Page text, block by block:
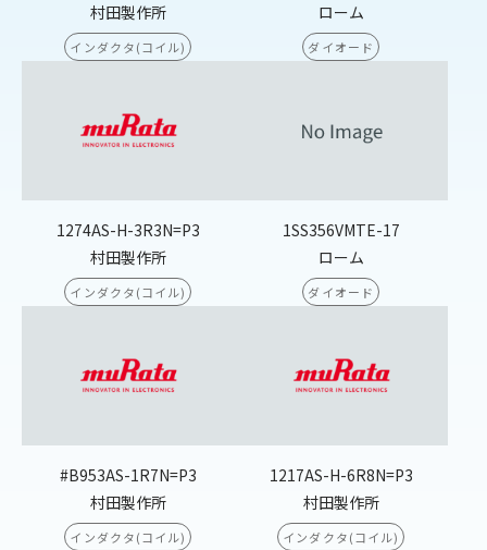
村田製作所
インダクタ(コイル)
ローム
ダイオード
1274AS-H-3R3N=P3
村田製作所
インダクタ(コイル)
1SS356VMTE-17
ローム
ダイオード
#B953AS-1R7N=P3
村田製作所
インダクタ(コイル)
1217AS-H-6R8N=P3
村田製作所
インダクタ(コイル)